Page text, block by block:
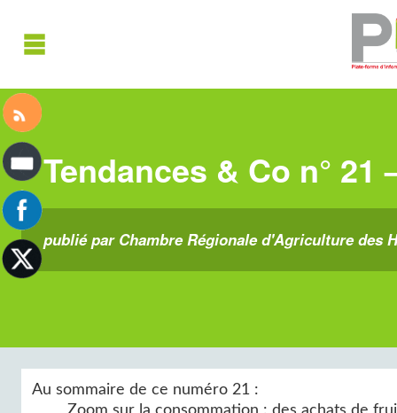
Tendances & Co n° 21
publié par Chambre Régionale d'Agriculture des
Au sommaire de ce numéro 21 :